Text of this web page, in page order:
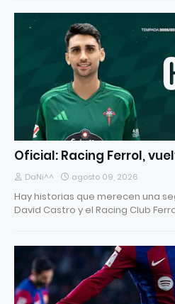
Oficial: Racing Ferrol,
DaNi^^ agosto 09, 2026
Hay historias que merecen una
David Castro y el Racing Club